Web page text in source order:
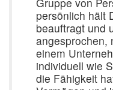
persönlich hält
beauftragt und
angesprochen,
einem
individuell wie
die Fähigkeit